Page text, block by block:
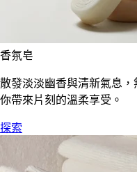
香氛皂
散發淡淡幽香與清新氣息
你帶來片刻的溫柔享受。
探索